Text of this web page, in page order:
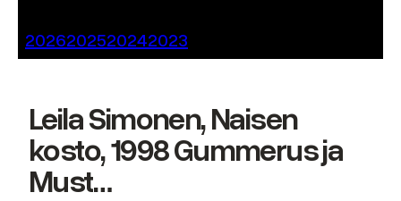
2026202520242023
Leila Simonen, Naisen
kosto, 1998 Gummerus ja
Must…